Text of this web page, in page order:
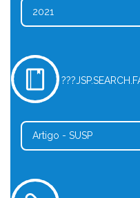
2021
Artigo - SUSP